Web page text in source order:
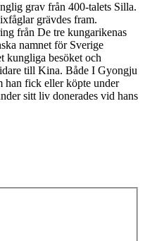
grav från 400-talets Silla.
grävdes fram.
från De tre kungarikenas
namnet för Sverige
kungliga besöket och
till Kina. Både I Gyongju
han fick eller köpte under
sitt liv donerades vid hans